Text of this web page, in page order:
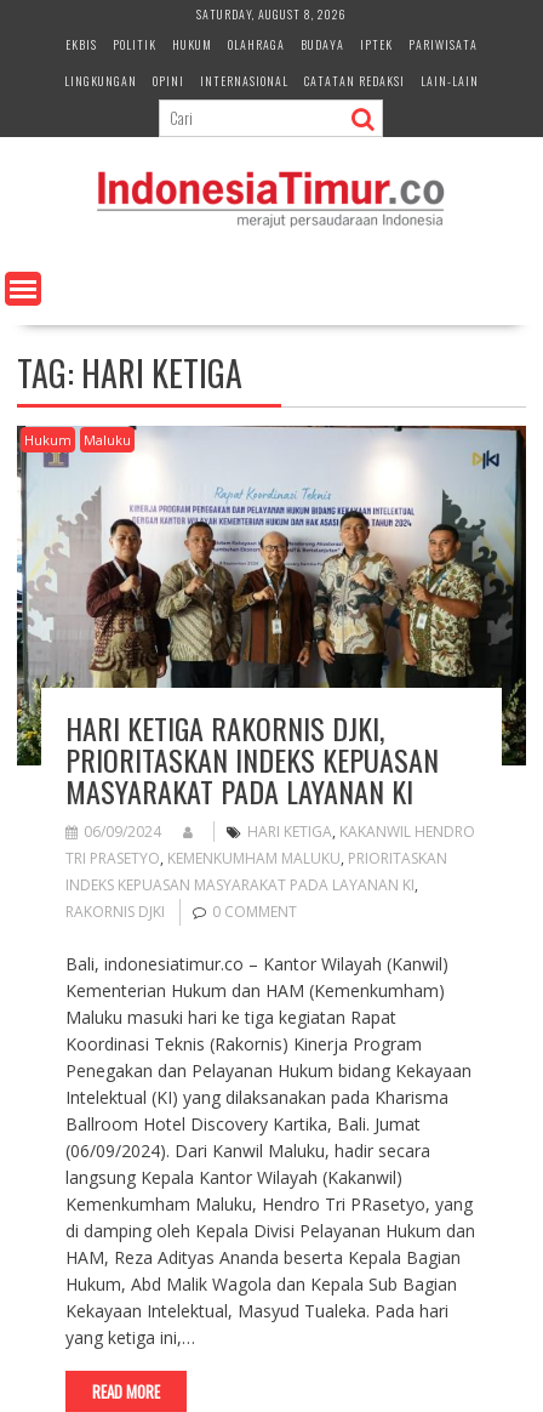
e
n
SATURDAY, AUGUST 8, 2026
EKBIS
POLITIK HUKUM OLAHRAGA BUDAYA IPTEK
PARIWISATA
LINGKUNGAN
OPINI INTERNASIONAL CATATAN REDAKSI LAIN-LAIN
TAG: HARI KETIGA
Hukum Maluku
HARI KETIGA RAKORNIS DJKI,
PRIORITASKAN INDEKS KEPUASAN
MASYARAKAT PADA LAYANAN KI
06/09/2024 HARI KETIGA, KAKANWIL HENDRO
TRI PRASETYO, KEMENKUMHAM MALUKU, PRIORITASKAN
INDEKS KEPUASAN MASYARAKAT PADA LAYANAN KI,
RAKORNIS DJKI
0 COMMENT
Bali, indonesiatimur.co – Kantor Wilayah (Kanwil)
Kementerian Hukum dan HAM (Kemenkumham)
Maluku masuki hari ke tiga kegiatan Rapat
Koordinasi Teknis (Rakornis) Kinerja Program
Penegakan dan Pelayanan Hukum bidang Kekayaan
Intelektual (KI) yang dilaksanakan pada Kharisma
Ballroom Hotel Discovery Kartika, Bali. Jumat
(06/09/2024). Dari Kanwil Maluku, hadir secara
langsung Kepala Kantor Wilayah (Kakanwil)
Kemenkumham Maluku, Hendro Tri PRasetyo, yang
di damping oleh Kepala Divisi Pelayanan Hukum dan
HAM, Reza Adityas Ananda beserta Kepala Bagian
Hukum, Abd Malik Wagola dan Kepala Sub Bagian
Kekayaan Intelektual, Masyud Tualeka. Pada hari
yang ketiga ini,…
READ MORE